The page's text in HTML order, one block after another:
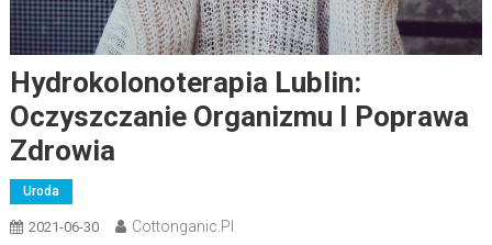
Hydrokolonoterapia Lublin:
Oczyszczanie Organizmu I Poprawa
Zdrowia
Uroda
2021-06-30 Cottonganic.pl